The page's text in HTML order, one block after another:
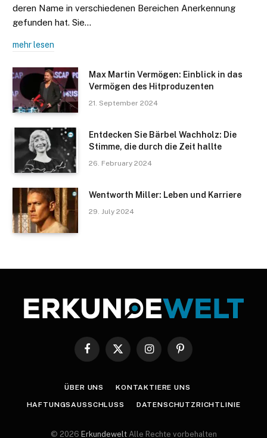
deren Name in verschiedenen Bereichen Anerkennung
gefunden hat. Sie…
mehr lesen
Max Martin Vermögen: Einblick in das
Vermögen des Hitproduzenten
21. September 2024
Entdecken Sie Bärbel Wachholz: Die
Stimme, die durch die Zeit hallte
26. February 2024
Wentworth Miller: Leben und Karriere
29. July 2024
Facebook
X
InstagramPinterest
ÜBER UNS KONTAKTIERE UNS
HAFTUNGSAUSSCHLUSS DATENSCHUTZRICHTLINIE
© 2026 Erkundewelt Alle Rechte vorbehalten